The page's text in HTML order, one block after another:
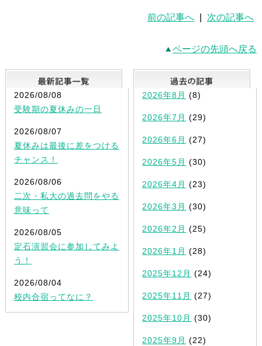
前の記事へ 次の記事へ
ページの先頭へ戻る
最新記事一覧
2026/08/08
受験期の夏休みの一日
2026/08/07
夏休みは最後に差をつける
チャンス！
2026/08/06
二次・私大の過去問をやる
意味って
2026/08/05
定石演習会に参加してみよ
う！
2026/08/04
校内合宿ってなに？
2026年8月 (8)
2026年7月 (29)
2026年6月 (27)
2026年5月 (30)
2026年4月 (23)
2026年3月 (30)
2026年2月 (25)
2026年1月 (28)
2025年12月 (24)
2025年11月 (27)
2025年10月 (30)
2025年9月 (22)